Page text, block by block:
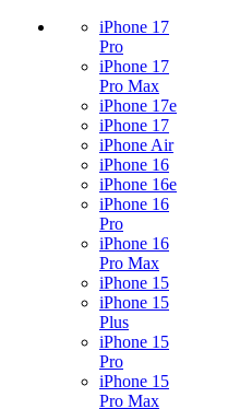
iPhone 17
Pro
iPhone 17
Pro Max
iPhone 17e
iPhone 17
iPhone Air
iPhone 16
iPhone 16e
iPhone 16
Pro
iPhone 16
Pro Max
iPhone 15
iPhone 15
Plus
iPhone 15
Pro
iPhone 15
Pro Max